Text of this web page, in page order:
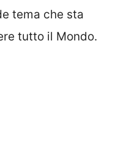
tema che sta
tutto il Mondo.